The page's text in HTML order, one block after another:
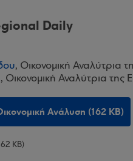
Daily
, Οικονομική Αναλύτρια
, Οικονομική Αναλύτρια της
Ανάλυση (162 KB)
KB)